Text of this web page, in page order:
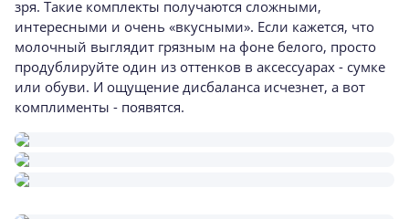
зря. Такие комплекты получаются сложными,
интересными и очень «вкусными». Если кажется, что
молочный выглядит грязным на фоне белого, просто
продублируйте один из оттенков в аксессуарах - сумке
или обуви. И ощущение дисбаланса исчезнет, а вот
комплименты - появятся.